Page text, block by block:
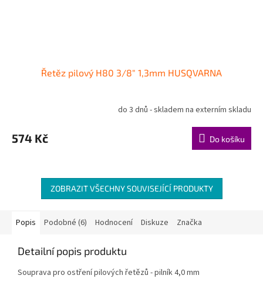
Řetěz pilový H80 3/8" 1,3mm HUSQVARNA
do 3 dnů - skladem na externím skladu
574 Kč Do košíku
ZOBRAZIT VŠECHNY SOUVISEJÍCÍ PRODUKTY
Popis Podobné (6) Hodnocení Diskuze Značka
Detailní popis produktu
Souprava pro ostření pilových řetězů - pilník 4,0 mm